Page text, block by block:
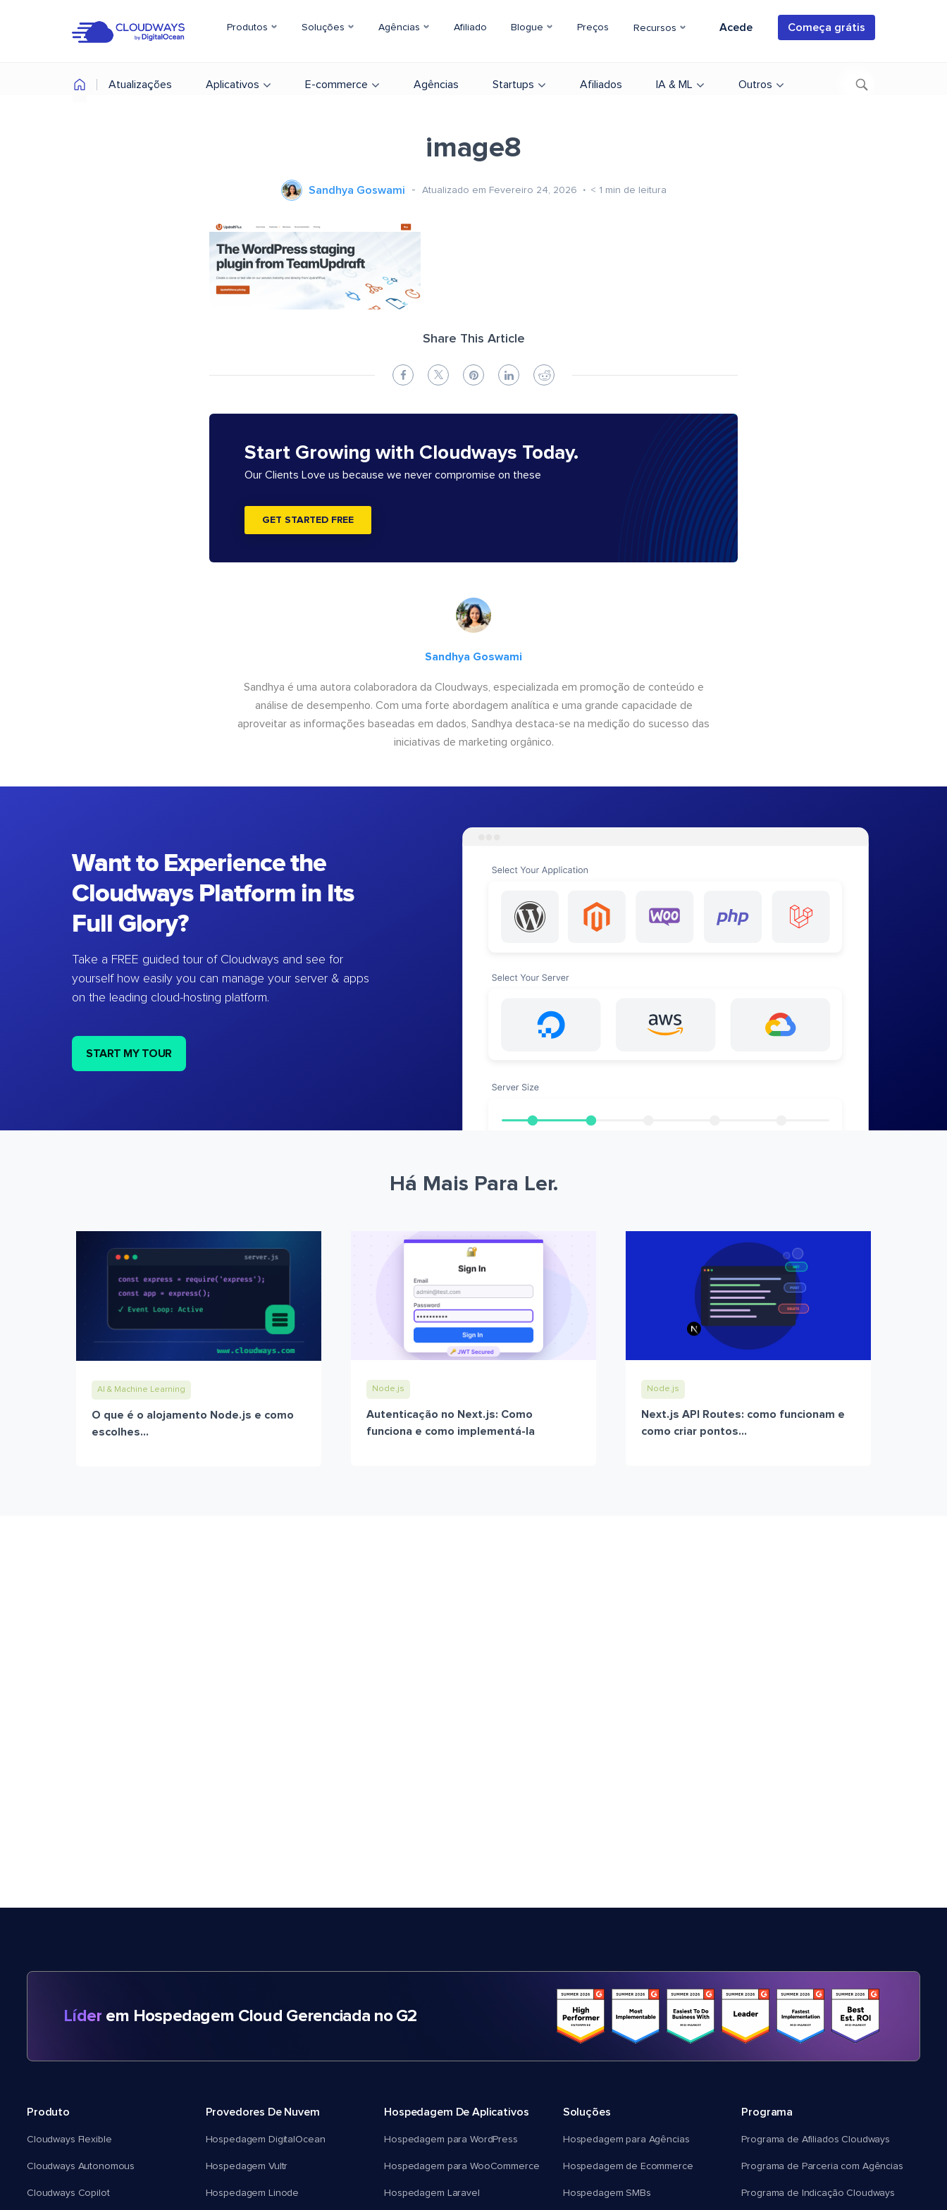
Produtos Soluções Agências Afiliado Blogue Preços Recursos Acede Começa grátis
Atualizações Aplicativos E-commerce Agências Startups Afiliados IA & ML Outros
image8
Sandhya Goswami Atualizado em Fevereiro 24, 2026 < 1 min de leitura
Share This Article
Start Growing with Cloudways Today.
Our Clients Love us because we never compromise on these
GET STARTED FREE
Sandhya Goswami
Sandhya é uma autora colaboradora da Cloudways, especializada em promoção de conteúdo e
análise de desempenho. Com uma forte abordagem analítica e uma grande capacidade de
aproveitar as informações baseadas em dados, Sandhya destaca-se na medição do sucesso das
iniciativas de marketing orgânico.
Want to Experience the
Cloudways Platform in Its
Full Glory?
Take a FREE guided tour of Cloudways and see for
yourself how easily you can manage your server & apps
on the leading cloud-hosting platform.
START MY TOUR
Há Mais Para Ler.
AI & Machine Learning
O que é o alojamento Node.js e como
escolhes...
Node.js
Autenticação no Next.js: Como
funciona e como implementá-la
Node.js
Next.js API Routes: como funcionam e
como criar pontos...
Líder em Hospedagem Cloud Gerenciada no G2
Produto
Cloudways Flexible
Cloudways Autonomous
Cloudways Copilot
Provedores De Nuvem
Hospedagem DigitalOcean
Hospedagem Vultr
Hospedagem Linode
Hospedagem De Aplicativos
Hospedagem para WordPress
Hospedagem para WooCommerce
Hospedagem Laravel
Soluções
Hospedagem para Agências
Hospedagem de Ecommerce
Hospedagem SMBs
Programa
Programa de Afiliados Cloudways
Programa de Parceria com Agências
Programa de Indicação Cloudways